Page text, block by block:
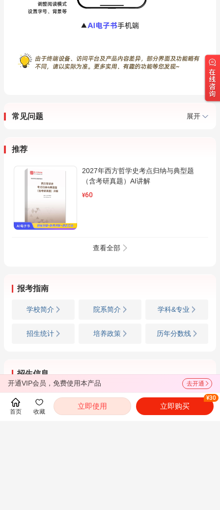
常见问题 展开
推荐
2027年西方哲学史考点归纳与典型题
（含考研真题）AI讲解
¥60
查看全部
报考指南
学校简介 院系简介 学科&专业
招生统计 培养政策 历年分数线
招生信息
招生简章 专业目录 参考书目
开通VIP会员，免费使用本产品 去开通
首页 收藏
立即使用 立即购买
¥30